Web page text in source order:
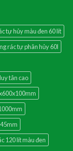
tự hủy màu đen 60 lít
rác tự phân hủy 60l
tân cao
120 lít màu đen